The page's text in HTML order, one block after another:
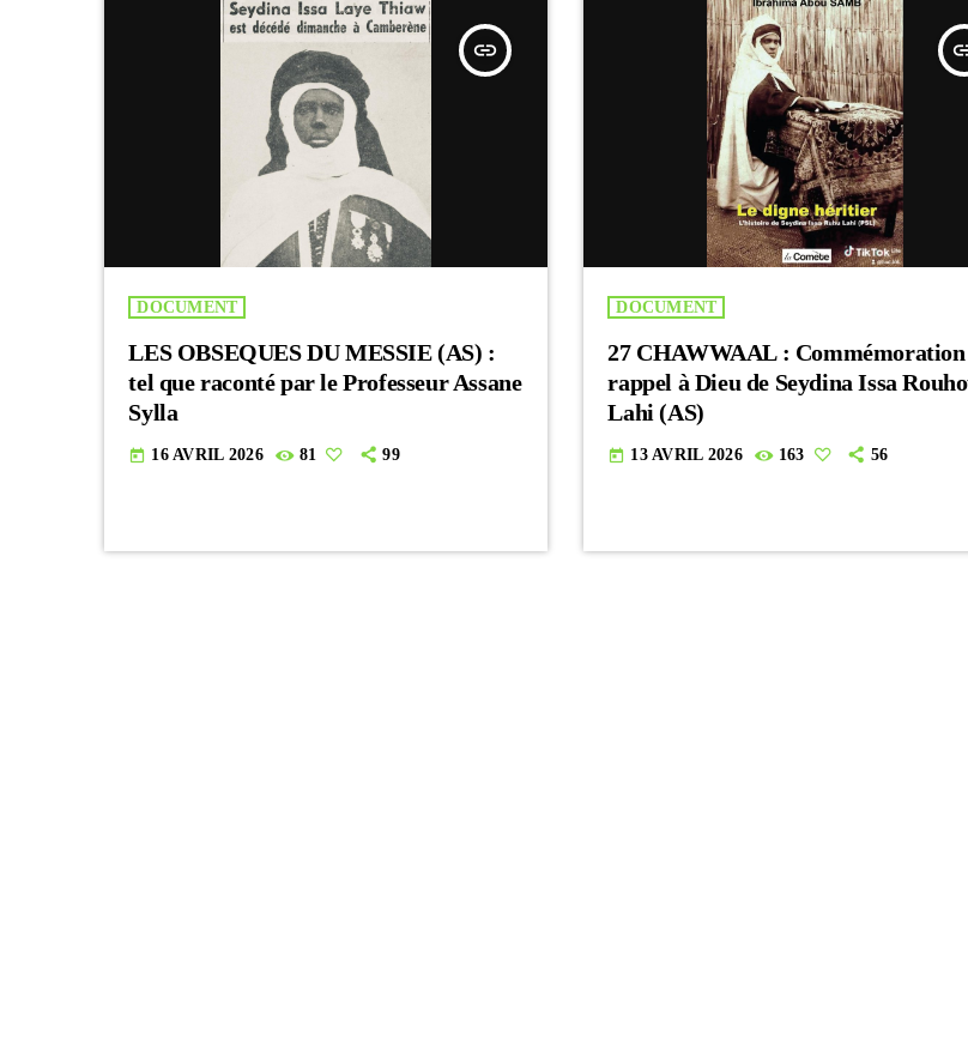
insert_link
DOCUMENT
LES OBSEQUES DU MESSIE (AS) :
tel que raconté par le Professeur Assane
Sylla
today 16 AVRIL 2026 81 99
DOCUMENT
27 CHAWWAAL :
rappel à Dieu de Seydina Issa
Lahi (AS)
today 13 AVRIL 2026 163 56